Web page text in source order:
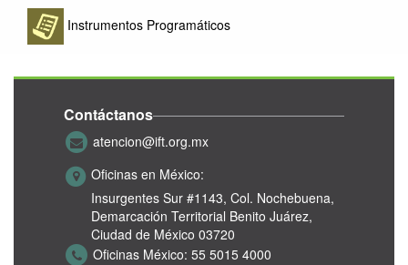
Instrumentos Programáticos
Contáctanos
atencion@ift.org.mx
Oficinas en México:
Insurgentes Sur #1143, Col. Nochebuena,
Demarcación Territorial Benito Juárez,
Ciudad de México 03720
Oficinas México: 55 5015 4000